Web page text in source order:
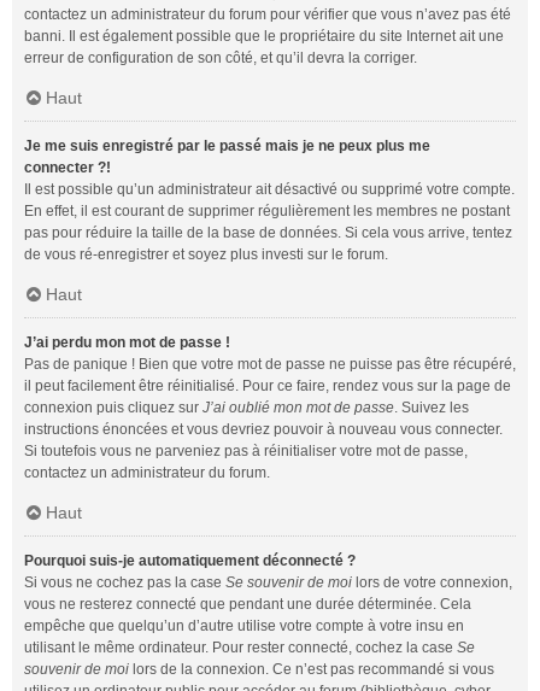
contactez un administrateur du forum pour vérifier que vous n’avez pas été
banni. Il est également possible que le propriétaire du site Internet ait une
erreur de configuration de son côté, et qu’il devra la corriger.
Haut
Je me suis enregistré par le passé mais je ne peux plus me
connecter ?!
Il est possible qu’un administrateur ait désactivé ou supprimé votre compte.
En effet, il est courant de supprimer régulièrement les membres ne postant
pas pour réduire la taille de la base de données. Si cela vous arrive, tentez
de vous ré-enregistrer et soyez plus investi sur le forum.
Haut
J’ai perdu mon mot de passe !
Pas de panique ! Bien que votre mot de passe ne puisse pas être récupéré,
il peut facilement être réinitialisé. Pour ce faire, rendez vous sur la page de
connexion puis cliquez sur J’ai oublié mon mot de passe. Suivez les
instructions énoncées et vous devriez pouvoir à nouveau vous connecter.
Si toutefois vous ne parveniez pas à réinitialiser votre mot de passe,
contactez un administrateur du forum.
Haut
Pourquoi suis-je automatiquement déconnecté ?
Si vous ne cochez pas la case Se souvenir de moi lors de votre connexion,
vous ne resterez connecté que pendant une durée déterminée. Cela
empêche que quelqu’un d’autre utilise votre compte à votre insu en
utilisant le même ordinateur. Pour rester connecté, cochez la case Se
souvenir de moi lors de la connexion. Ce n’est pas recommandé si vous